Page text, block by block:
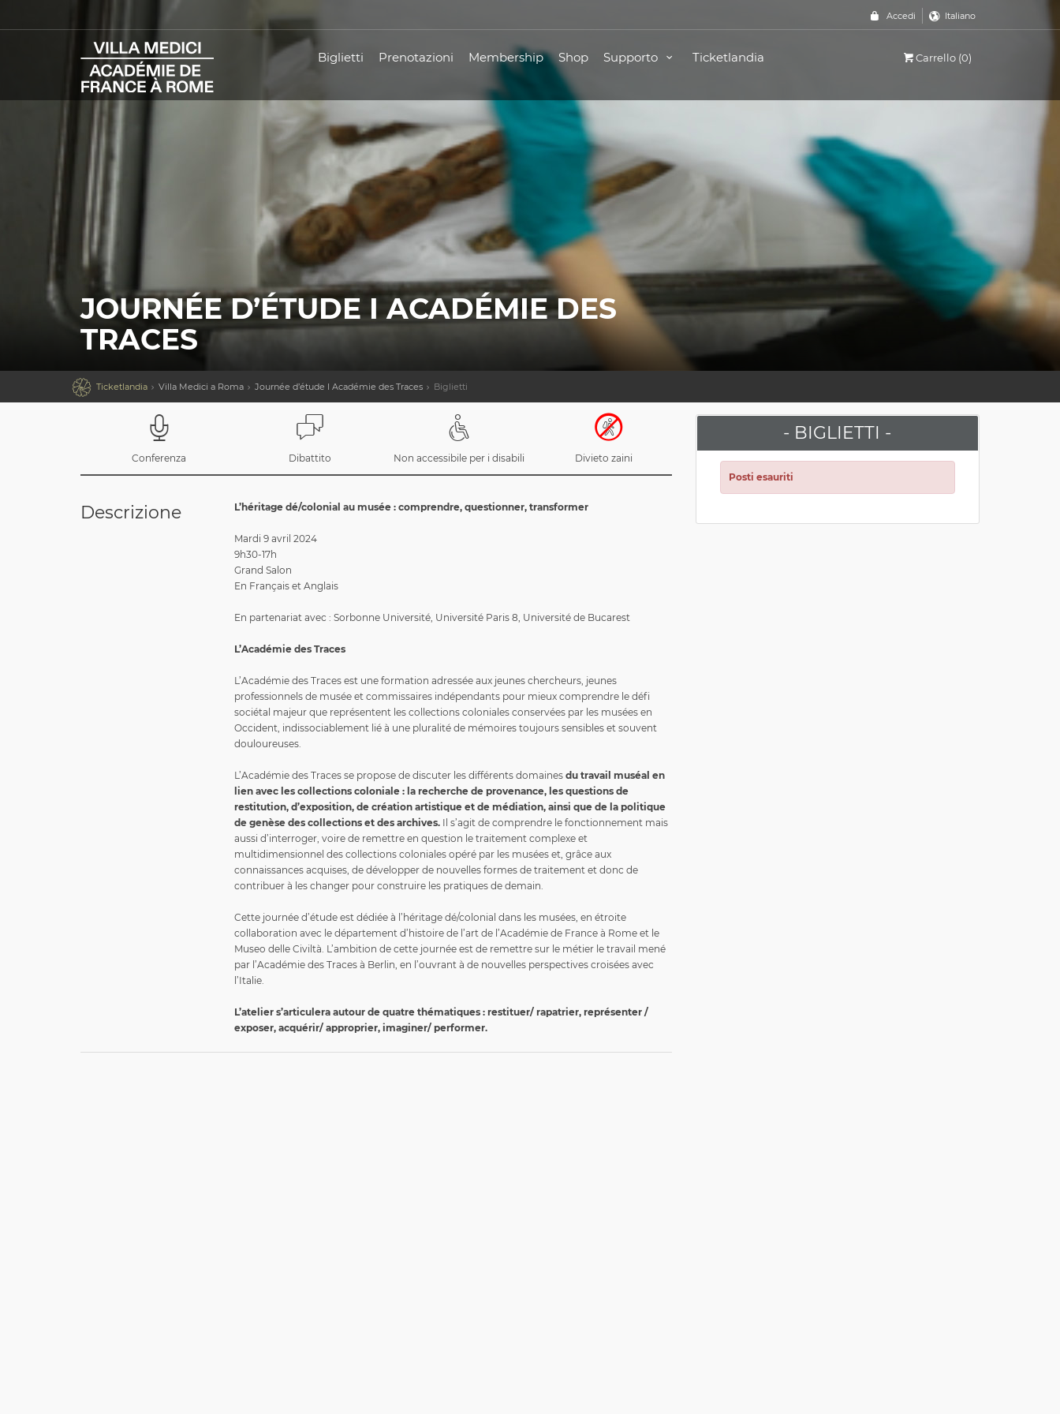
Accedi Italiano
Biglietti Prenotazioni Membership Shop Supporto Ticketlandia Carrello (0)
JOURNÉE D’ÉTUDE I ACADÉMIE DES
TRACES
 Ticketlandia Villa Medici a Roma Journée d’étude I Académie des Traces Biglietti
Conferenza Dibattito Non accessibile per i disabili Divieto zaini
Descrizione L’héritage dé/colonial au musée : comprendre, questionner, transformer
Mardi 9 avril 2024
9h30-17h
Grand Salon
En Français et Anglais
En partenariat avec : Sorbonne Université, Université Paris 8, Université de Bucarest
L’Académie des Traces
L’Académie des Traces est une formation adressée aux jeunes chercheurs, jeunes
professionnels de musée et commissaires indépendants pour mieux comprendre le défi
sociétal majeur que représentent les collections coloniales conservées par les musées en
Occident, indissociablement lié à une pluralité de mémoires toujours sensibles et souvent
douloureuses.
L’Académie des Traces se propose de discuter les différents domaines du travail muséal en
lien avec les collections coloniale : la recherche de provenance, les questions de
restitution, d’exposition, de création artistique et de médiation, ainsi que de la politique
de genèse des collections et des archives. Il s’agit de comprendre le fonctionnement mais
aussi d’interroger, voire de remettre en question le traitement complexe et
multidimensionnel des collections coloniales opéré par les musées et, grâce aux
connaissances acquises, de développer de nouvelles formes de traitement et donc de
contribuer à les changer pour construire les pratiques de demain.
Cette journée d’étude est dédiée à l’héritage dé/colonial dans les musées, en étroite
collaboration avec le département d’histoire de l’art de l’Académie de France à Rome et le
Museo delle Civiltà. L’ambition de cette journée est de remettre sur le métier le travail mené
par l’Académie des Traces à Berlin, en l’ouvrant à de nouvelles perspectives croisées avec
l’Italie.
L’atelier s’articulera autour de quatre thématiques : restituer/ rapatrier, représenter /
exposer, acquérir/ approprier, imaginer/ performer.
- BIGLIETTI -
Posti esauriti